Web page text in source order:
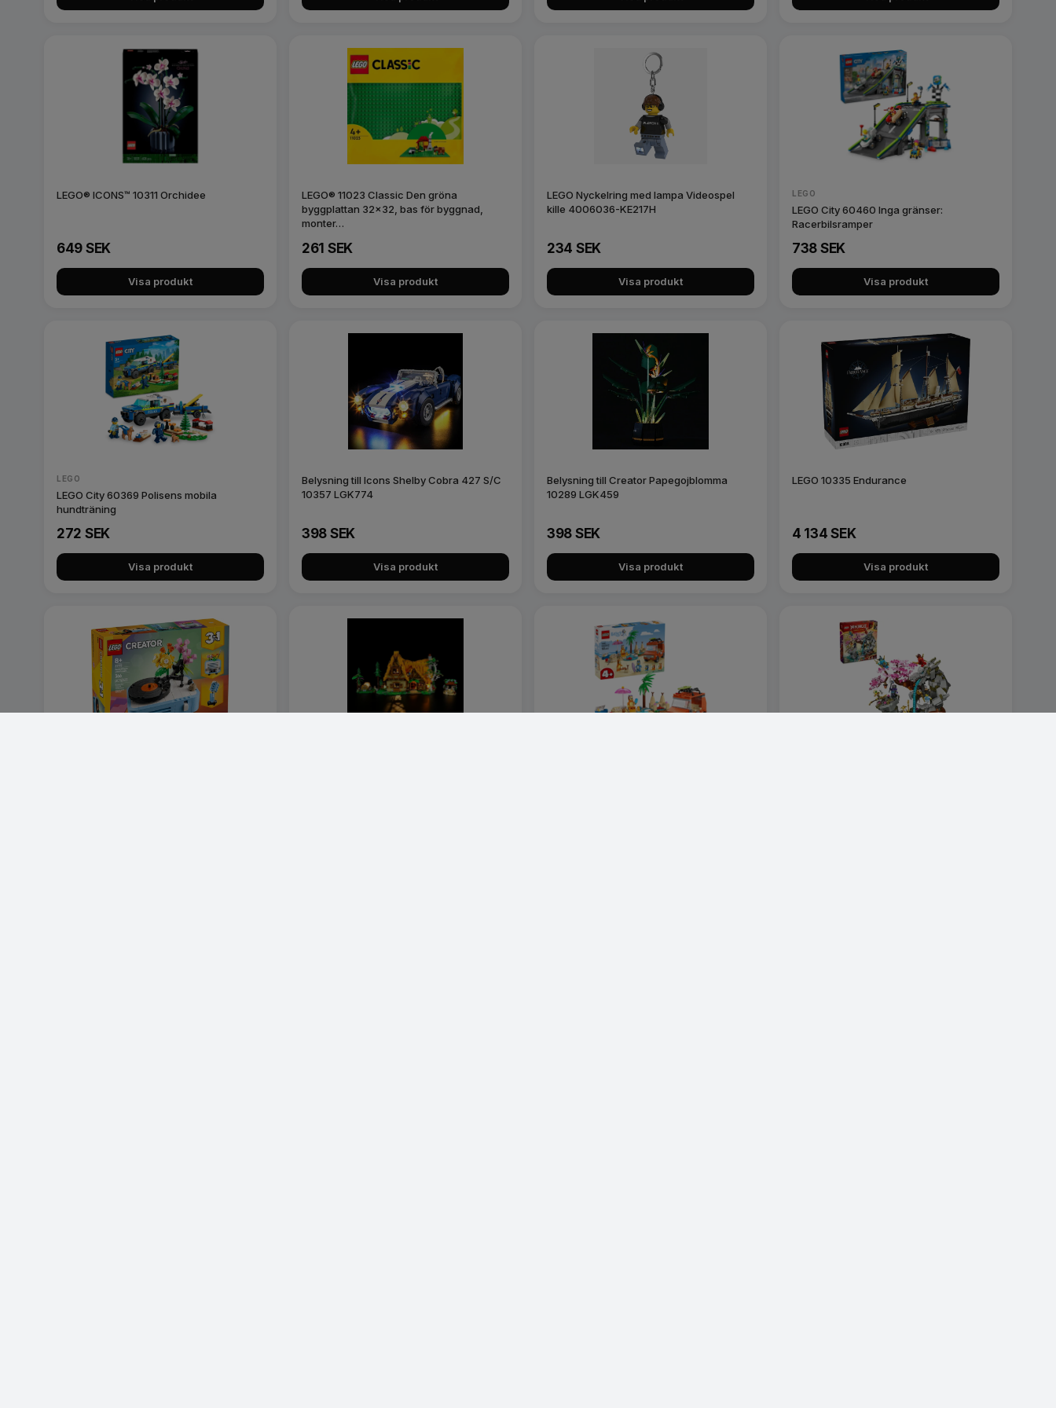
LEGO® ICONS™ 10311 Orchidee
649 SEK
Visa produkt
LEGO® 11023 Classic Den gröna
byggplattan 32x32, bas för byggnad,
monter…
261 SEK
Visa produkt
LEGO Nyckelring med lampa Videospel
kille 4006036-KE217H
234 SEK
Visa produkt
LEGO
LEGO City 60460 Inga gränser:
Racerbilsramper
738 SEK
Visa produkt
LEGO
LEGO City 60369 Polisens mobila
hundträning
272 SEK
Visa produkt
Belysning till Icons Shelby Cobra 427 S/C
10357 LGK774
398 SEK
Visa produkt
Belysning till Creator Papegojblomma
10289 LGK459
398 SEK
Visa produkt
LEGO 10335 Endurance
4 134 SEK
Visa produkt